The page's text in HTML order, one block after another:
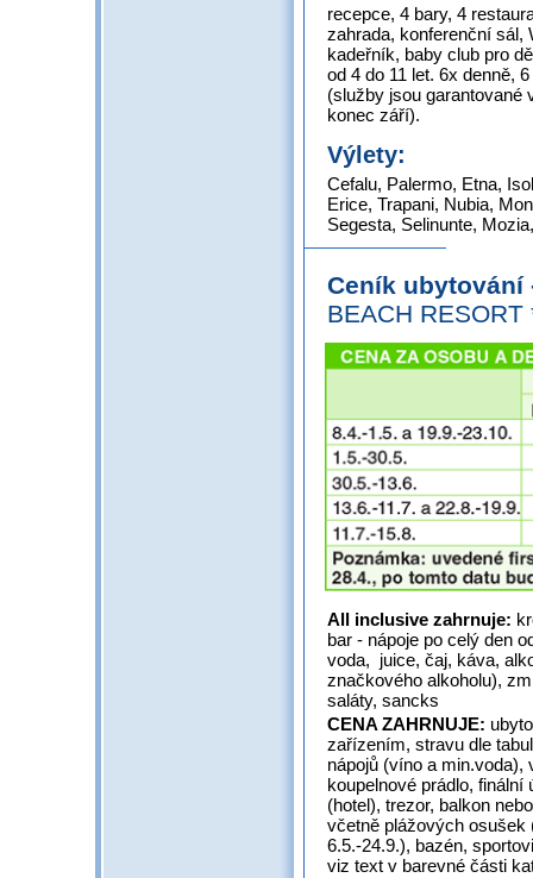
recepce, 4 bary, 4
zahrada, konferenční sál,
kadeřník, baby club pro
od 4 do 11 let. 6x denně,
(služby jsou garantované
konec září).
Výlety:
Cefalu, Palermo, Etna,
Erice, Trapani, Nubia,
Segesta, Selinunte,
Ceník
BEACH
All inclusive zahrnuje:
bar - nápoje po celý den
voda, juice, čaj, káva,
značkového alkoholu),
saláty, sancks
CENA ZAHRNUJE:
zařízením, stravu dle
nápojů (víno a min.voda),
koupelnové prádlo,
(hotel), trezor, balkon
včetně plážových osušek
6.5.-24.9.), bazén,
viz text v barevné části